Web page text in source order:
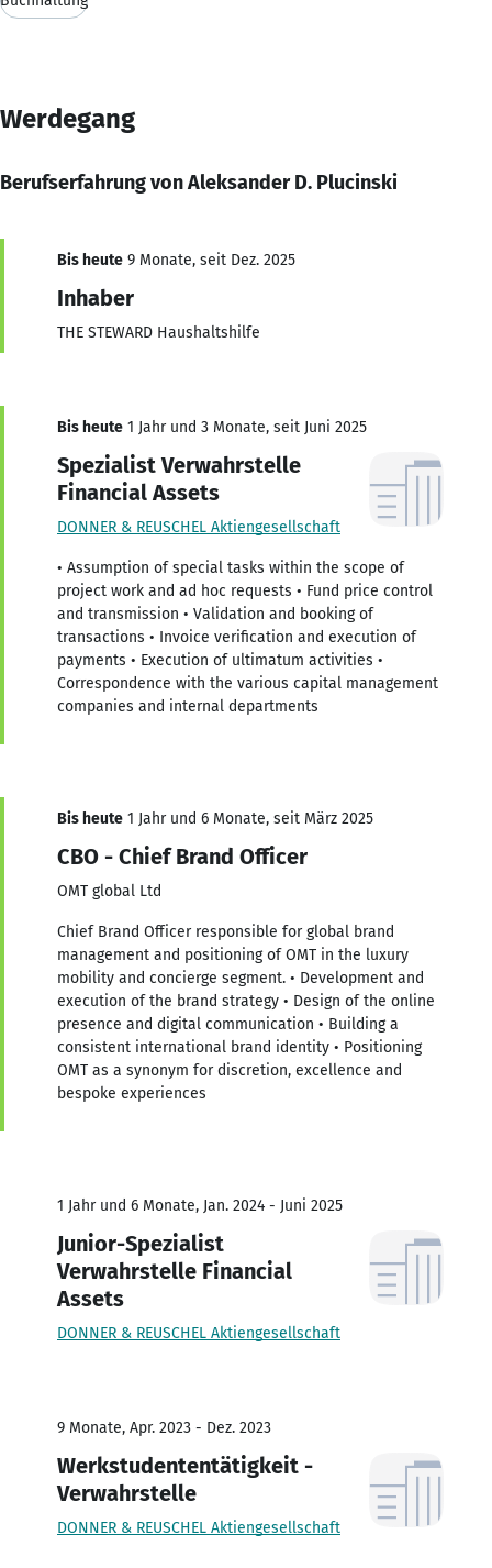
Werdegang
Berufserfahrung von Aleksander D. Plucinski
Bis heute 9 Monate, seit Dez. 2025
Inhaber
THE STEWARD Haushaltshilfe
Bis heute 1 Jahr und 3 Monate, seit Juni 2025
Spezialist Verwahrstelle
Financial Assets
DONNER & REUSCHEL Aktiengesellschaft
• Assumption of special tasks within the scope of
project work and ad hoc requests • Fund price control
and transmission • Validation and booking of
transactions • Invoice verification and execution of
payments • Execution of ultimatum activities •
Correspondence with the various capital management
companies and internal departments
Bis heute 1 Jahr und 6 Monate, seit März 2025
CBO - Chief Brand Officer
OMT global Ltd
Chief Brand Officer responsible for global brand
management and positioning of OMT in the luxury
mobility and concierge segment. • Development and
execution of the brand strategy • Design of the online
presence and digital communication • Building a
consistent international brand identity • Positioning
OMT as a synonym for discretion, excellence and
bespoke experiences
1 Jahr und 6 Monate, Jan. 2024 - Juni 2025
Junior-Spezialist
Verwahrstelle Financial
Assets
DONNER & REUSCHEL Aktiengesellschaft
9 Monate, Apr. 2023 - Dez. 2023
Werkstudententätigkeit -
Verwahrstelle
DONNER & REUSCHEL Aktiengesellschaft